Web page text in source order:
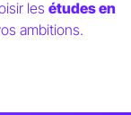
les études en
ambitions.